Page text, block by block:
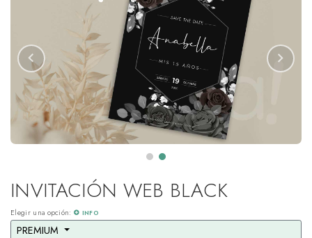
INVITACIÓN WEB BLACK
Elegir una opción: INFO
PREMIUM